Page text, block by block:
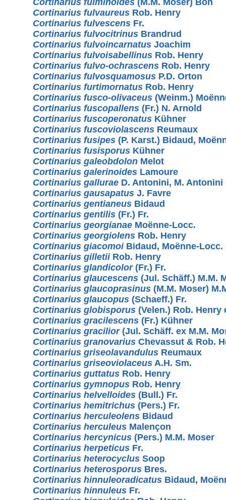
Cortinarius fulvaureus Rob. Henry
Cortinarius fulvescens Fr.
Cortinarius fulvocitrinus Brandrud
Cortinarius fulvoincarnatus Joachim
Cortinarius fulvoisabellinus Rob. Henry
Cortinarius fulvo-ochrascens Rob. Henry
Cortinarius fulvosquamosus P.D. Orton
Cortinarius furtimornatus Rob. Henry
Cortinarius fusco-olivaceus (Weinm.)
Cortinarius fuscopallens (Fr.) N. Arnold
Cortinarius fuscoperonatus Kühner
Cortinarius fuscoviolascens Reumaux
Cortinarius fusipes (P. Karst.) Bidaud,
Cortinarius fusisporus Kühner
Cortinarius galeobdolon Melot
Cortinarius galerinoides Lamoure
Cortinarius gallurae D. Antonini, M.
Cortinarius gausapatus J. Favre
Cortinarius gentianeus Bidaud
Cortinarius gentilis (Fr.) Fr.
Cortinarius georgianae Moënne-Locc.
Cortinarius georgiolens Rob. Henry
Cortinarius giacomoiBidaud, Moënne-Locc.
Cortinarius gilletiiRob. Henry
Cortinarius glandicolor(Fr.) Fr.
Cortinarius glaucescens (Jul. Schäff.) M.M.
Cortinarius glaucoprasinus (M.M. Moser)
Cortinarius glaucopus (Schaeff.) Fr.
Cortinarius globisporus (Velen.) Rob. Henry
Cortinarius gracilescens (Fr.) Kühner
Cortinarius gracilior(Jul. Schäff. ex M.M.
Cortinarius granovarius Chevassut & Rob.
Cortinarius griseolavandulus Reumaux
Cortinarius griseoviolaceus A.H. Sm.
Cortinarius guttatus Rob. Henry
Cortinarius gymnopus Rob. Henry
Cortinarius helvelloides (Bull.) Fr.
Cortinarius hemitrichus (Pers.) Fr.
Cortinarius herculeolens Bidaud
Cortinarius herculeus Malençon
Cortinarius hercynicus (Pers.) M.M. Moser
Cortinarius herpeticus Fr.
Cortinarius heterocyclus Soop
Cortinarius heterosporus Bres.
Cortinarius hinnuleoradicatus Bidaud,
Cortinarius hinnuleus Fr.